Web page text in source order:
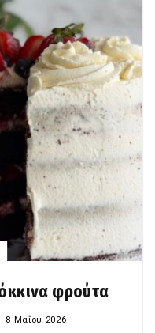
φρούτα
8 Μαΐου 2026